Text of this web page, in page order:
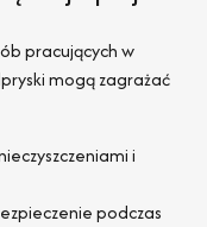
pracujących w
mogą zagrażać
i
podczas